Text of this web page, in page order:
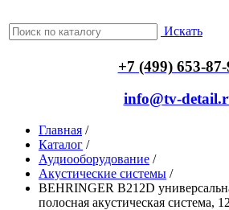
Искать
+7 (499) 653-87-
info@tv-
Главная /
Каталог /
Аудиооборудование /
Акустические системы /
BEHRINGER B212D
полосная акустическая система,